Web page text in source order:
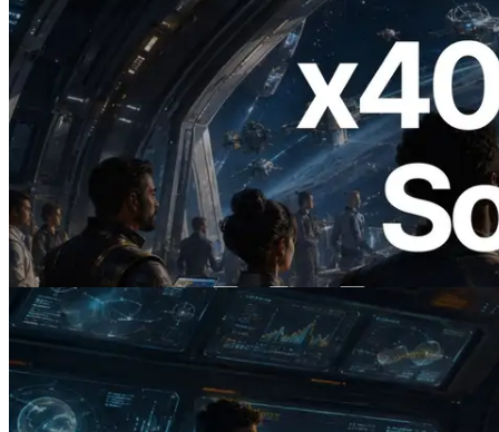
2026.07.04
ERPC Lanceert x402-Enabled Solana
RPC — Het Tijdperk Waarin AI Agents
On Demand Voor API's Betalen
Lees dit artikel